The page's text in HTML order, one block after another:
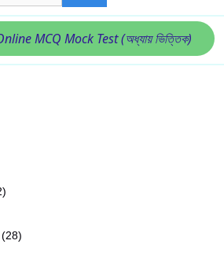
MCQ Mock Test (অধ্যায় ভিত্তিক)
(28)